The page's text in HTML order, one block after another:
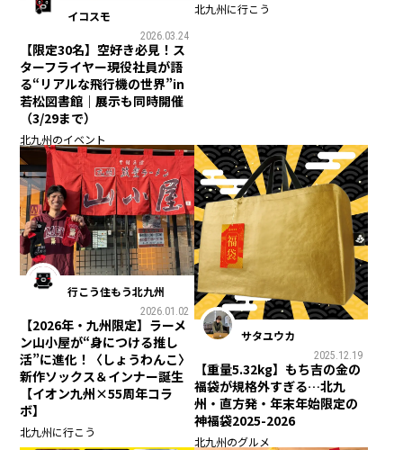
イコスモ
2026.03.24
【限定30名】空好き必見！ス
ターフライヤー現役社員が語
る“リアルな飛行機の世界”in
若松図書館｜展示も同時開催
（3/29まで）
北九州のイベント
北九州に行こう
行こう住もう北九州
2026.01.02
【2026年・九州限定】ラーメ
ン山小屋が“身につける推し
活”に進化！〈しょうわんこ〉
新作ソックス＆インナー誕生
【イオン九州×55周年コラ
ボ】
北九州に行こう
サタユウカ
2025.12.19
【重量5.32kg】もち吉の金の
福袋が規格外すぎる…北九
州・直方発・年末年始限定の
神福袋2025-2026
北九州のグルメ